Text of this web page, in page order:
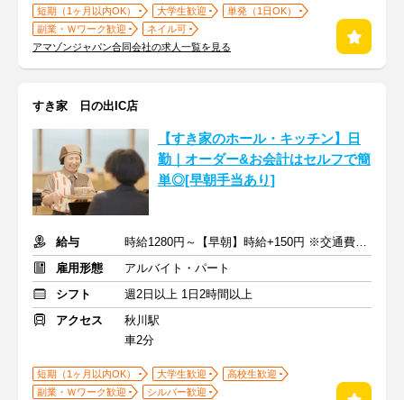
短期（1ヶ月以内OK） 大学生歓迎
単発（1日OK）
副業・Ｗワーク歓迎
ネイル可
アマゾンジャパン合同会社の求人一覧を見る
すき家 日の出IC店
【すき家のホール・キッチン】日
勤｜オーダー&お会計はセルフで簡
単◎[早朝手当あり]
給与
時給1280円～【早朝】時給+150円 ※交通費支給
雇用形態
アルバイト・パート
シフト
週2日以上 1日2時間以上
アクセス
秋川駅
車2分
短期（1ヶ月以内OK） 大学生歓迎
高校生歓迎
副業・Ｗワーク歓迎
シルバー歓迎